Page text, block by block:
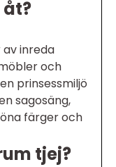
inreda
och
prinsessmiljö
sagosäng,
färger och
tjej?